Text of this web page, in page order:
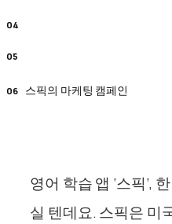
스픽의 마케팅 캠페인
영어 학습 앱 ‘스픽’,
실 텐데요. 스픽은 미